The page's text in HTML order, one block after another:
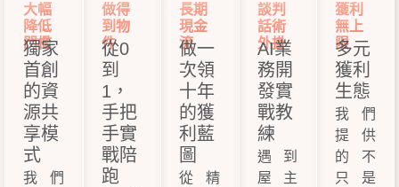
大幅
降低
門檻
獨家
首創
的資
源共
享模
式
我們
做得
到物
件
從0
到
1，
手把
手實
戰陪
跑
長期
現金
流
做一
次領
十年
的獲
利藍
圖
從精
談判
話術
外掛
AI業
務開
發實
戰教
練
遇到
屋主
獲利
無上
限
多元
獲利
生態
我們
提供
的不
只是